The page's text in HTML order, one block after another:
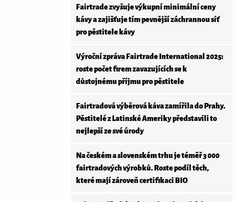
Fairtrade zvyšuje výkupní minimální ceny
kávy a zajišťuje tím pevnější záchrannou síť
pro pěstitele kávy
Výroční zpráva Fairtrade International 2025:
roste počet firem zavazujících se k
důstojnému příjmu pro pěstitele
Fairtradová výběrová káva zamířila do Prahy.
Pěstitelé z Latinské Ameriky představili to
nejlepší ze své úrody
Na českém a slovenském trhu je téměř 3 000
fairtradových výrobků. Roste podíl těch,
které mají zároveň certifikaci BIO